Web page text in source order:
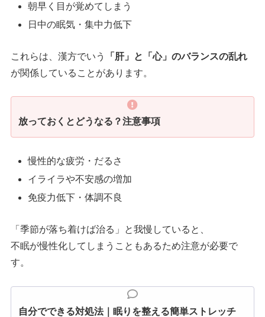
朝早く目が覚めてしまう
日中の眠気・集中力低下
これらは、漢方でいう
「肝」と「心」のバランスの乱れ
が関係していることがあります。
放っておくとどうなる？注意事項
慢性的な疲労・だるさ
イライラや不安感の増加
免疫力低下・体調不良
「季節が落ち着けば治る」と我慢していると、
不眠が慢性化してしまうこともあるため注意が必要で
す。
自分でできる対処法｜眠りを整える簡単ストレッチ